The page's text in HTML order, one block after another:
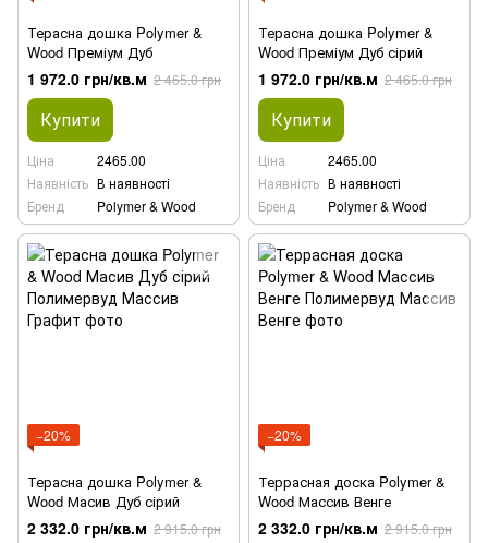
Терасна дошка Polymer &
Wood Преміум Дуб
1 972.0 грн/кв.м 2 465.0 грн
Купити
Ціна
2465.00
Наявність В наявності
Бренд
Polymer & Wood
Терасна дошка Polymer &
Wood Преміум Дуб сірий
1 972.0 грн/кв.м 2 465.0 грн
Купити
Ціна
2465.00
Наявність В наявності
Бренд
Polymer & Wood
−20%
Терасна дошка Polymer &
Wood Масив Дуб сірий
2 332.0 грн/кв.м 2 915.0 грн
−20%
Террасная доска Polymer &
Wood Массив Венге
2 332.0 грн/кв.м 2 915.0 грн